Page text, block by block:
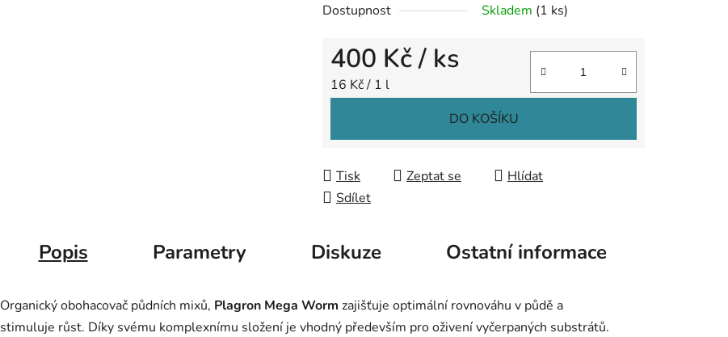
Dostupnost Skladem (1 ks)
400 Kč/ ks
Měrná cena:
16 Kč / 1 l
DO KOŠÍKU
Tisk Zeptat se
Hlídat
Sdílet
Popis Parametry Diskuze Ostatní informace
Organický obohacovač půdních mixů, Plagron Mega Worm zajišťuje optimální rovnováhu v půdě a
stimuluje růst. Díky svému komplexnímu složení je vhodný především pro oživení vyčerpaných substrátů.